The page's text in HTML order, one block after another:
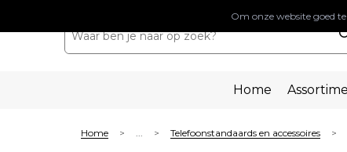
Home
Home > ... > Telefoonstandaards en accessoires >
Om onze website goed